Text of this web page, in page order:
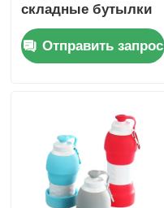
складные бутылки
для воды 580 мл,
легко чистить
Отправить запрос